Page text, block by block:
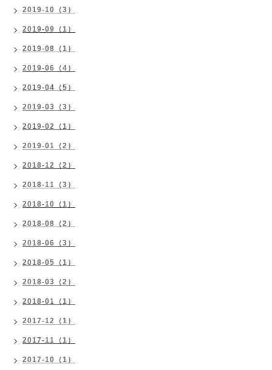
2019-10（3）
2019-09（1）
2019-08（1）
2019-06（4）
2019-04（5）
2019-03（3）
2019-02（1）
2019-01（2）
2018-12（2）
2018-11（3）
2018-10（1）
2018-08（2）
2018-06（3）
2018-05（1）
2018-03（2）
2018-01（1）
2017-12（1）
2017-11（1）
2017-10（1）